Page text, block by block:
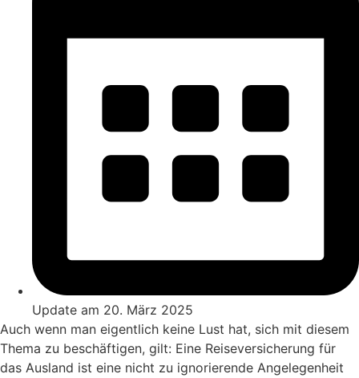
Update am 20. März 2025
Auch wenn man eigentlich keine Lust hat, sich mit diesem
Thema zu beschäftigen, gilt: Eine Reiseversicherung für
das Ausland ist eine nicht zu ignorierende Angelegenheit